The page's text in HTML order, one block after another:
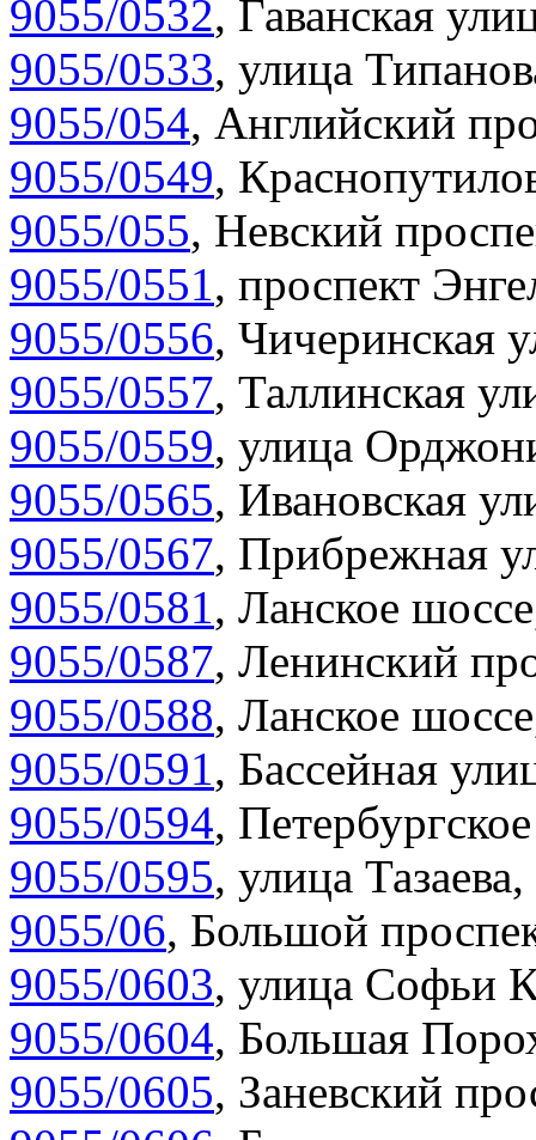
9055/0532, Гаванская
9055/0533, улица
9055/054, Английский
9055/0549,
9055/055, Невский
9055/0551, проспект
9055/0556, Чичеринская
9055/0557, Таллинская
9055/0559, улица
9055/0565, Ивановская
9055/0567, Прибрежная
9055/0581, Ланское
9055/0587, Ленинский
9055/0588, Ланское
9055/0591, Бассейная
9055/0594,
9055/0595, улица
9055/06, Большой
9055/0603, улица Софьи
9055/0604, Большая
9055/0605, Заневский